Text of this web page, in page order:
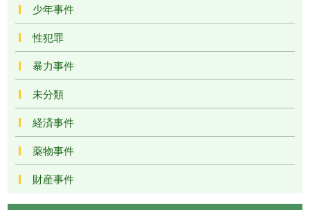
少年事件
性犯罪
暴力事件
未分類
経済事件
薬物事件
財産事件